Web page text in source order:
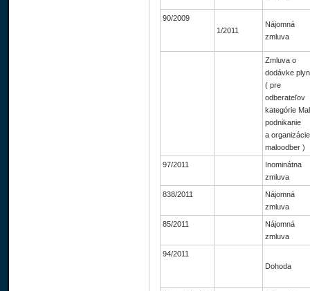
90/2009
1/2011
Nájomná
zmluva
Zmluva o
dodávke
( pre
odberateľov
kategórie
podnikanie
a
maloodber )
97/2011
Inominátna
zmluva
838/2011
Nájomná
zmluva
85/2011
Nájomná
zmluva
94/2011
Dohoda